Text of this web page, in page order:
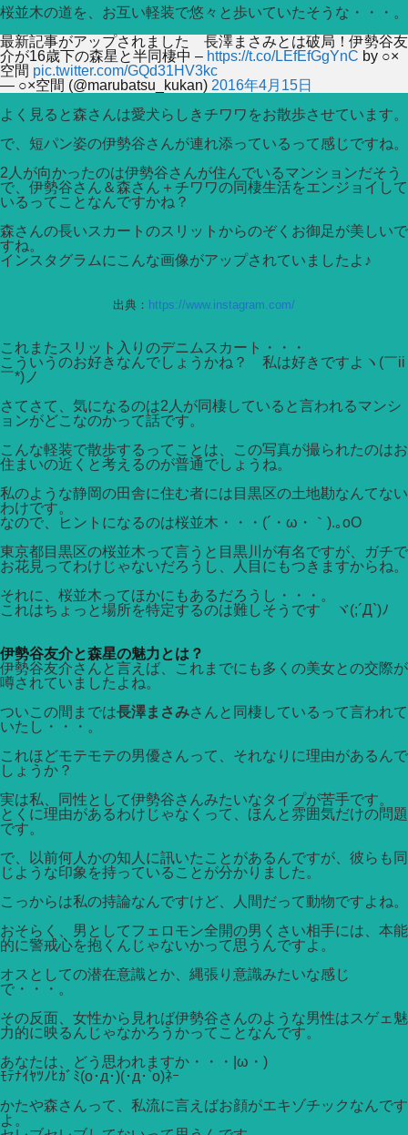
桜並木の道を、お互い軽装で悠々と歩いていたそうな・・・。
最新記事がアップされました 長澤まさみとは破局！伊勢谷友
介が16歳下の森星と半同棲中 – https://t.co/LEfEfGgYnC by ○×
空間 pic.twitter.com/GQd31HV3kc
— ○×空間 (@marubatsu_kukan) 2016年4月15日
よく見ると森さんは愛犬らしきチワワをお散歩させています。
で、短パン姿の伊勢谷さんが連れ添っているって感じですね。
2人が向かったのは伊勢谷さんが住んでいるマンションだそう
で、伊勢谷さん＆森さん＋チワワの同棲生活をエンジョイして
いるってことなんですかね？
森さんの長いスカートのスリットからのぞくお御足が美しいで
すね。
インスタグラムにこんな画像がアップされていましたよ♪
出典： https://www.instagram.com/
これまたスリット入りのデニムスカート・・・
こういうのお好きなんでしょうかね？ 私は好きですよヽ(￣ii
￣*)ノ
さてさて、気になるのは2人が同棲していると言われるマンシ
ョンがどこなのかって話です。
こんな軽装で散歩するってことは、この写真が撮られたのはお
住まいの近くと考えるのが普通でしょうね。
私のような静岡の田舎に住む者には目黒区の土地勘なんてない
わけです。
なので、ヒントになるのは桜並木・・・(´・ω・｀).｡oO
東京都目黒区の桜並木って言うと目黒川が有名ですが、ガチで
お花見ってわけじゃないだろうし、人目にもつきますからね。
それに、桜並木ってほかにもあるだろうし・・・。
これはちょっと場所を特定するのは難しそうです ヾ(;´Д`)ﾉ
伊勢谷友介と森星の魅力とは？
伊勢谷友介さんと言えば、これまでにも多くの美女との交際が
噂されていましたよね。
ついこの間までは長澤まさみさんと同棲しているって言われて
いたし・・・。
これほどモテモテの男優さんって、それなりに理由があるんで
しょうか？
実は私、同性として伊勢谷さんみたいなタイプが苦手です。
とくに理由があるわけじゃなくって、ほんと雰囲気だけの問題
です。
で、以前何人かの知人に訊いたことがあるんですが、彼らも同
じような印象を持っていることが分かりました。
こっからは私の持論なんですけど、人間だって動物ですよね。
おそらく、男としてフェロモン全開の男くさい相手には、本能
的に警戒心を抱くんじゃないかって思うんですよ。
オスとしての潜在意識とか、縄張り意識みたいな感じ
で・・・。
その反面、女性から見れば伊勢谷さんのような男性はスゲェ魅
力的に映るんじゃなかろうかってことなんです。
あなたは、どう思われますか・・・|ω・)
ﾓﾃﾅｲﾔﾂﾉﾋｶﾞﾐ(ο･д･)(･д･`ο)ﾈｰ
かたや森さんって、私流に言えばお顔がエキゾチックなんです
よ。